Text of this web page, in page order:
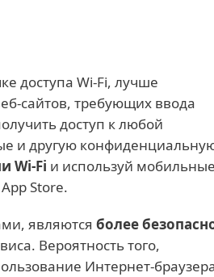
доступа Wi-Fi, лучше
сайтов, требующих ввода
доступ к любой
и другую
Wi-Fi и используй мобильные
Store.
являются более
Вероятность того,
Интернет-